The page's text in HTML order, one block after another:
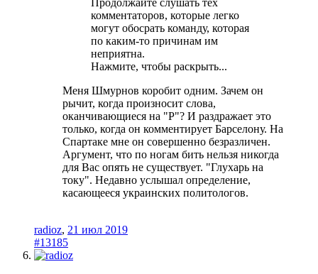
Продолжайте слушать тех
комментаторов, которые легко
могут обосрать команду, которая
по каким-то причинам им
неприятна.
Нажмите, чтобы раскрыть...
Меня Шмурнов коробит одним. Зачем он
рычит, когда произносит слова,
оканчивающиеся на "Р"? И раздражает это
только, когда он комментирует Барселону. На
Спартаке мне он совершенно безразличен.
Аргумент, что по ногам бить нельзя никогда
для Вас опять не существует. "Глухарь на
току". Недавно услышал определение,
касающееся украинских политологов.
radioz, 21 июл 2019
#13185